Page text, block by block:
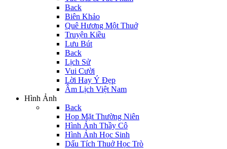
Back
Biên Khảo
Quê Hương Một Thuở
Truyện Kiều
Lưu Bút
Back
Lịch Sử
Vui Cười
Lời Hay Ý Đẹp
Âm Lịch Việt Nam
Hình Ảnh
Back
Họp Mặt Thường Niên
Hình Ảnh Thầy Cô
Hình Ảnh Học Sinh
Dấu Tích Thuở Học Trò